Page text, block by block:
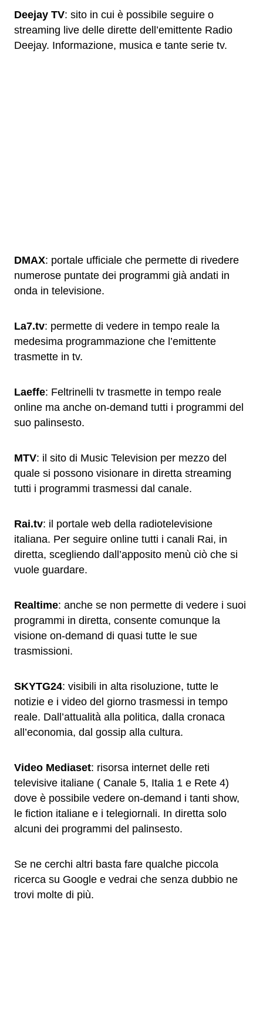
Deejay TV: sito in cui è possibile seguire o
streaming live delle dirette dell’emittente Radio
Deejay. Informazione, musica e tante serie tv.
DMAX: portale ufficiale che permette di rivedere
numerose puntate dei programmi già andati in
onda in televisione.
La7.tv: permette di vedere in tempo reale la
medesima programmazione che l’emittente
trasmette in tv.
Laeffe: Feltrinelli tv trasmette in tempo reale
online ma anche on-demand tutti i programmi del
suo palinsesto.
MTV: il sito di Music Television per mezzo del
quale si possono visionare in diretta streaming
tutti i programmi trasmessi dal canale.
Rai.tv: il portale web della radiotelevisione
italiana. Per seguire online tutti i canali Rai, in
diretta, scegliendo dall’apposito menù ciò che si
vuole guardare.
Realtime: anche se non permette di vedere i suoi
programmi in diretta, consente comunque la
visione on-demand di quasi tutte le sue
trasmissioni.
SKYTG24: visibili in alta risoluzione, tutte le
notizie e i video del giorno trasmessi in tempo
reale. Dall’attualità alla politica, dalla cronaca
all’economia, dal gossip alla cultura.
Video Mediaset: risorsa internet delle reti
televisive italiane ( Canale 5, Italia 1 e Rete 4)
dove è possibile vedere on-demand i tanti show,
le fiction italiane e i telegiornali. In diretta solo
alcuni dei programmi del palinsesto.
Se ne cerchi altri basta fare qualche piccola
ricerca su Google e vedrai che senza dubbio ne
trovi molte di più.